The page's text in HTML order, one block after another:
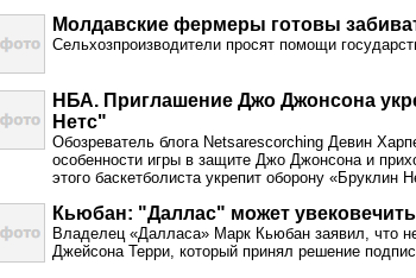
Молдавские фермеры готовы
Сельхозпроизводители просят помощи
НБА. Приглашение Джо Джонсона
Нетс"
Обозреватель блога Netsarescorching Девин
особенности игры в защите Джо Джонсона и
этого баскетболиста укрепит оборону «Бруклин
Кьюбан: "Даллас" может
Владелец «Далласа» Марк Кьюбан заявил, что
Джейсона Терри, который принял решение